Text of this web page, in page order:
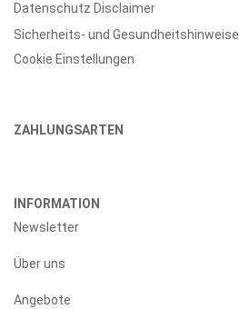
Datenschutz Disclaimer
Sicherheits- und Gesundheitshinweise
Cookie Einstellungen
ZAHLUNGSARTEN
INFORMATION
Newsletter
Über uns
Angebote